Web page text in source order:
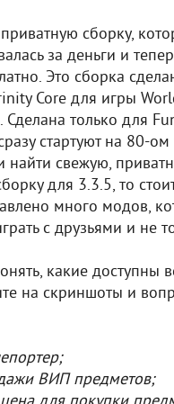
сборку,
за деньги и
Это сборка
Core для игры
Сделана только для
стартуют на 80-
найти свежую,
для 3.3.5, то
много модов,
с друзьями и не
какие доступны
на скриншоты и
ВИП предметов;